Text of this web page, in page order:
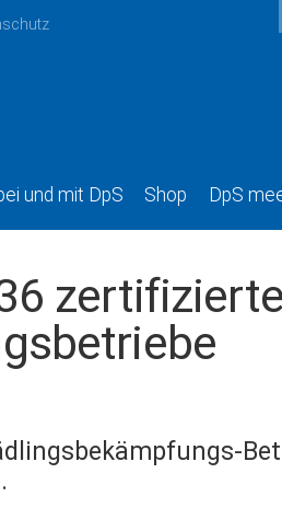
und mit DpS Shop DpS